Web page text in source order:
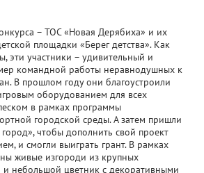
– ТОС «Новая Дерябиха» и их
площадки «Берег детства». Как
эти участники – удивительный и
командной работы неравнодушных к
В прошлом году они благоустроили
оборудованием для всех
в рамках программы
городской среды. А затем пришли
чтобы дополнить свой проект
и смогли выиграть грант. В рамках
живые изгороди из крупных
и небольшой цветник с декоративными